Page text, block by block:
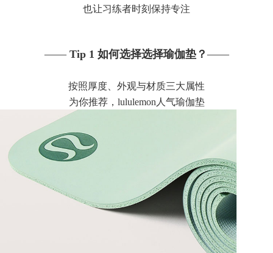
也让习练者时刻保持专注
——Tip 1 如何选择选择瑜伽垫？ ——
按照厚度、外观与材质三大属性
为你推荐， lululemon人气瑜伽垫